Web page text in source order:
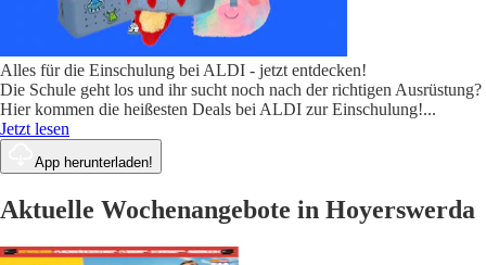
Alles für die Einschulung bei ALDI - jetzt entdecken!
Die Schule geht los und ihr sucht noch nach der richtigen Ausrüstung?
Hier kommen die heißesten Deals bei ALDI zur Einschulung!...
Jetzt lesen
App herunterladen!
Aktuelle Wochenangebote in Hoyerswerda